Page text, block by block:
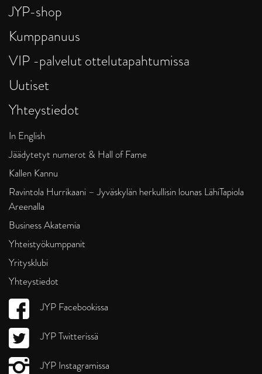
JYP-shop
Kumppanuus
VIP -palvelut ottelutapahtumissa
Uutiset
Yhteystiedot
In English
Jäädytetyt numerot & Hall of Fame
Kallen Kannu
Ravintola Hurrikaani – Jyväskylän herkullisin lounas LähiTapiola
Areenalla
Business Akatemia
Yhteistyökumppanit
Yritysklubi
Yhteystiedot
JYP Facebookissa
JYP Twitterissä
JYP Instagramissa